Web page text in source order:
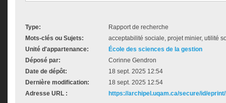
Type:
Rapport de recherche
Mots-clés ou Sujets:
acceptabilité sociale, projet minier, utilité
Unité d'appartenance:
École des sciences de la gestion
Déposé par:
Corinne Gendron
Date de dépôt:
18 sept. 2025 12:54
Dernière modification:
18 sept. 2025 12:54
Adresse URL :
https://archipel.uqam.ca/secure/id/